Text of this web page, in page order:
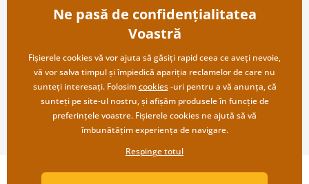
Condiții și termeni generali
Protecția datelor personale
Transport și modalități de plată
Returnare
Despre noi
Întrebări frecvente
Contacte
Cooperare angro
Copyright ©2019 © Dovido.ro.
Ne pasă de confidențialitatea
Voastră
Fișierele cookies vă vor ajuta să găsiți rapid ceea ce aveți nevoie,
vă vor salva timpul și împiedică apariția reclamelor de care nu
sunteți interesați. Folosimcookies-uri pentru a vă anunța, că
sunteți pe site-ul nostru, și afișăm produsele în funcție de
preferințele voastre. Fișierele cookies ne ajută să vă
îmbunătățim experiența de navigare.
Respinge totul